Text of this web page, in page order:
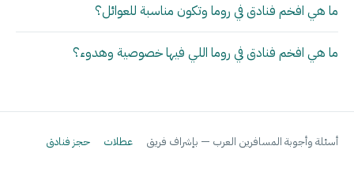
ما هي افخم فنادق في روما وتكون مناسبة للعوائل؟
ما هي افخم فنادق في روما اللي فيها خصوصية وهدوء؟
أسئلة وأجوبة المسافرين العرب — بإشراف فريق عطلات حجز فنادق